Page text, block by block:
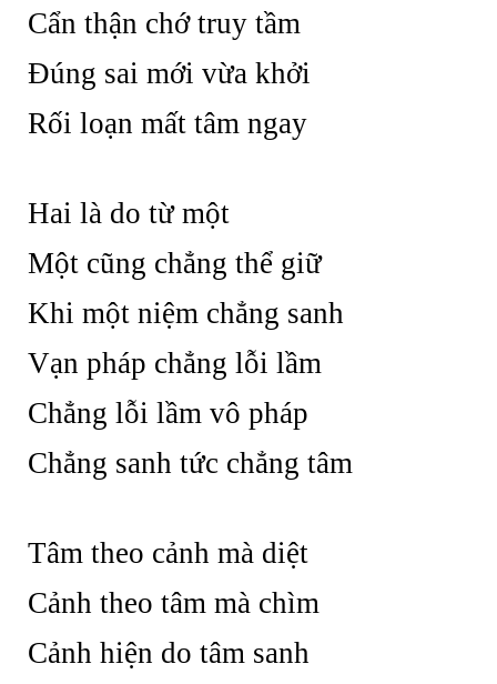
Cẩn thận chớ truy tầm
Đúng sai mới vừa khởi
Rối loạn mất tâm ngay
Hai là do từ một
Một cũng chẳng thể giữ
Khi một niệm chẳng sanh
Vạn pháp chẳng lỗi lầm
Chẳng lỗi lầm vô pháp
Chẳng sanh tức chẳng tâm
Tâm theo cảnh mà diệt
Cảnh theo tâm mà chìm
Cảnh hiện do tâm sanh